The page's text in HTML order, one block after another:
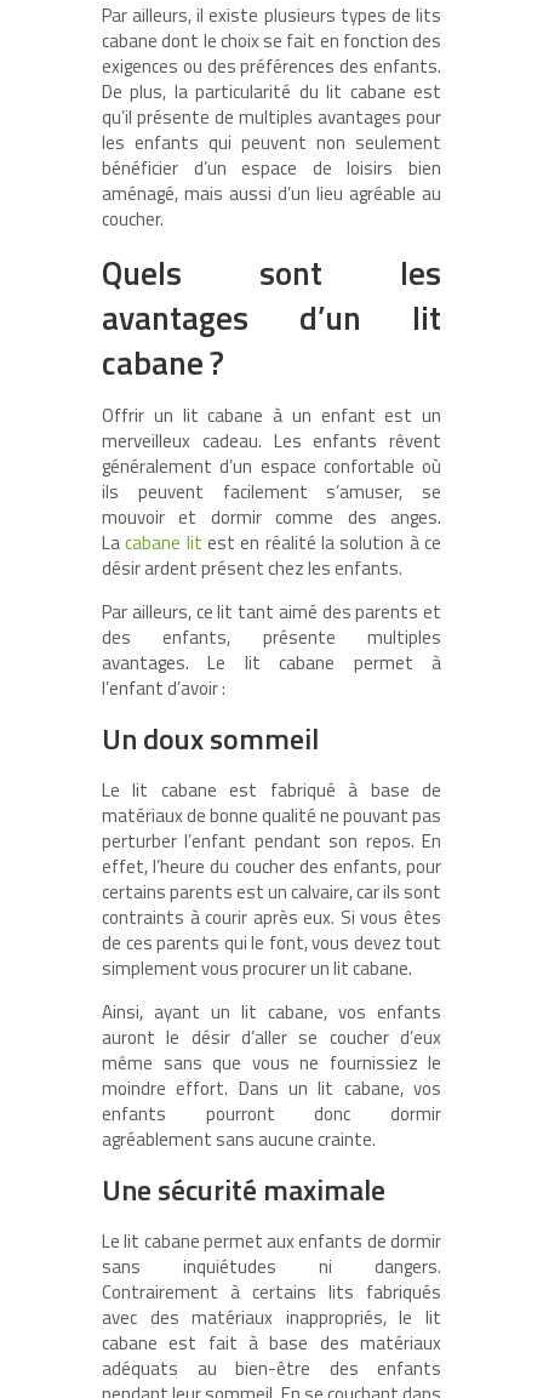
Par ailleurs, il existe plusieurs types de lits
cabane dont le choix se fait en fonction des
exigences ou des préférences des enfants.
De plus, la particularité du lit cabane est
qu’il présente de multiples avantages pour
les enfants qui peuvent non seulement
bénéficier d’un espace de loisirs bien
aménagé, mais aussi d’un lieu agréable au
coucher.
Quels sont les
avantages d’un lit
cabane ?
Offrir un lit cabane à un enfant est un
merveilleux cadeau. Les enfants rêvent
généralement d’un espace confortable où
ils peuvent facilement s’amuser, se
mouvoir et dormir comme des anges.
Lacabane litest en réalité la solution à ce
désir ardent présent chez les enfants.
Par ailleurs, ce lit tant aimé des parents et
des enfants, présente multiples
avantages. Le lit cabane permet à
l’enfant d’avoir :
Un doux sommeil
Le lit cabane est fabriqué à base de
matériaux de bonne qualité ne pouvant pas
perturber l’enfant pendant son repos. En
effet, l’heure du coucher des enfants, pour
certains parents est un calvaire, car ils sont
contraints à courir après eux. Si vous êtes
de ces parents qui le font, vous devez tout
simplement vous procurer un lit cabane.
Ainsi, ayant un lit cabane, vos enfants
auront le désir d’aller se coucher d’eux
même sans que vous ne fournissiez le
moindre effort. Dans un lit cabane, vos
enfants pourront donc dormir
agréablement sans aucune crainte.
Une sécurité maximale
Le lit cabane permet aux enfants de dormir
sans inquiétudes ni dangers.
Contrairement à certains lits fabriqués
avec des matériaux inappropriés, le lit
cabane est fait à base des matériaux
adéquats au bien-être des enfants